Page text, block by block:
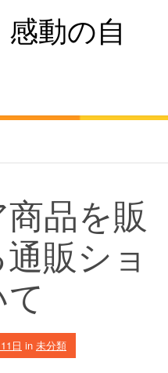
動の自
品を販
販ショ
日 in 未分類